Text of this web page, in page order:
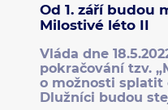
Od 1. září budou
Milostivé léto II
Vláda dne
pokračování tzv.
o možnosti splatit
Dlužníci budou